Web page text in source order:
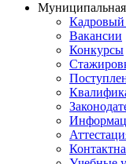
Кадровый
Вакансии
Конкурсы